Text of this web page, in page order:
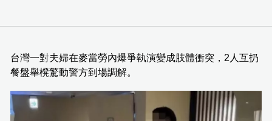
台灣一對夫婦在麥當勞內爆爭執演變成肢體衝突，2人互扔
餐盤舉櫈驚動警方到場調解。